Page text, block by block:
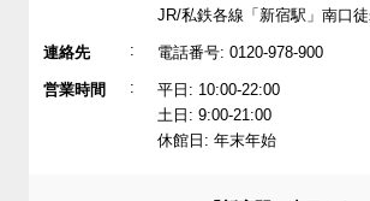
JR/私鉄各線「新宿駅」南口
連絡先 : 電話番号: 0120-978-900
営業時間 :
平日: 10:00-22:00
土日: 9:00-21:00
休館日: 年末年始